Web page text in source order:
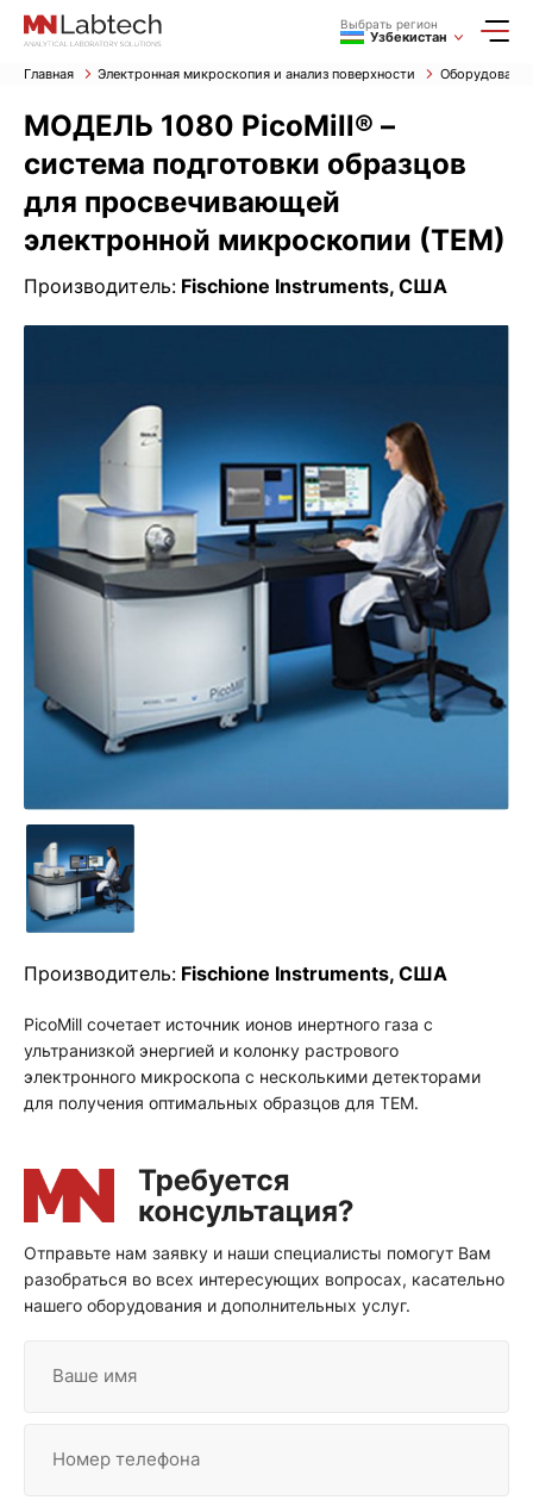
Выбрать регион
Узбекистан
Главная Электронная микроскопия и анализ поверхности
МОДЕЛЬ 1080 PicoMill® –
система подготовки образцов
для просвечивающей
электронной микроскопии (ТЕМ)
Производитель: Fischione Instruments, США
Производитель: Fischione Instruments, США
PicoMill сочетает источник ионов инертного газа с
ультранизкой энергией и колонку растрового
электронного микроскопа с несколькими детекторами
для получения оптимальных образцов для ТЕМ.
Отправьте нам заявку и наши специалисты помогут Вам
разобраться во всех интересующих вопросах, касательно
нашего оборудования и дополнительных услуг.
Ваше имя
Номер телефона